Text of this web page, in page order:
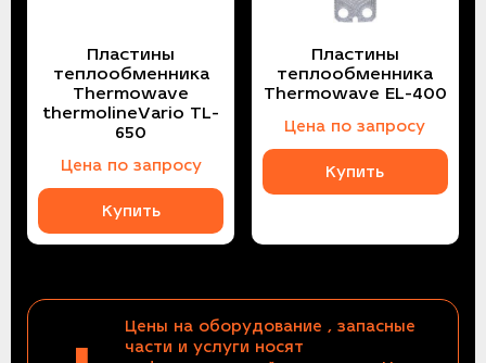
Пластины
теплообменника
Thermowave
thermolineVario TL-
650
Цена по запросу
Купить
Пластины
теплообменника
Thermowave EL-400
Цена по запросу
Купить
Цены на оборудование , запасные
части и услуги носят